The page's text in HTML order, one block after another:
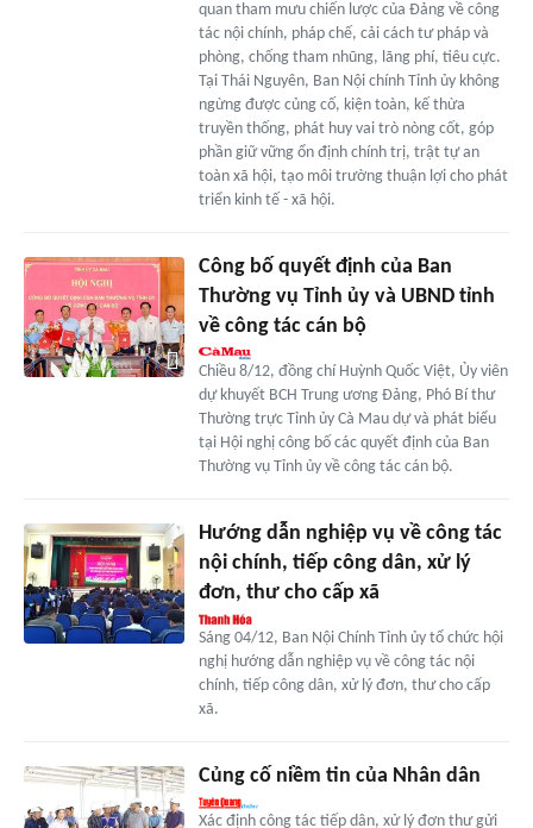
quan tham mưu chiến lược của Đảng về công
tác nội chính, pháp chế, cải cách tư pháp và
phòng, chống tham nhũng, lãng phí, tiêu cực.
Tại Thái Nguyên, Ban Nội chính Tỉnh ủy không
ngừng được củng cố, kiện toàn, kế thừa
truyền thống, phát huy vai trò nòng cốt, góp
phần giữ vững ổn định chính trị, trật tự an
toàn xã hội, tạo môi trường thuận lợi cho phát
triển kinh tế - xã hội.
Công bố quyết định của Ban
Thường vụ Tỉnh ủy và UBND tỉnh
về công tác cán bộ
Chiều 8/12, đồng chí Huỳnh Quốc Việt, Ủy viên
dự khuyết BCH Trung ương Đảng, Phó Bí thư
Thường trực Tỉnh ủy Cà Mau dự và phát biểu
tại Hội nghị công bố các quyết định của Ban
Thường vụ Tỉnh ủy về công tác cán bộ.
Hướng dẫn nghiệp vụ về công tác
nội chính, tiếp công dân, xử lý
đơn, thư cho cấp xã
Sáng 04/12, Ban Nội Chính Tỉnh ủy tổ chức hội
nghị hướng dẫn nghiệp vụ về công tác nội
chính, tiếp công dân, xử lý đơn, thư cho cấp
xã.
Củng cố niềm tin của Nhân dân
Xác định công tác tiếp dân, xử lý đơn thư gửi